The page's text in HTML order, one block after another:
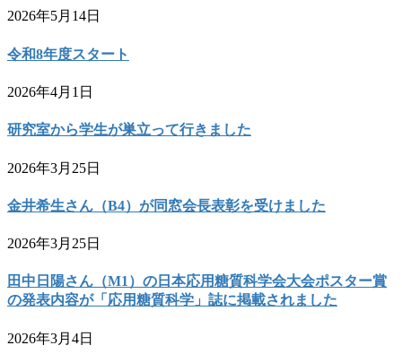
2026年5月14日
令和8年度スタート
2026年4月1日
研究室から学生が巣立って行きました
2026年3月25日
金井希生さん（B4）が同窓会長表彰を受けました
2026年3月25日
田中日陽さん（M1）の日本応用糖質科学会大会ポスター賞
の発表内容が「応用糖質科学」誌に掲載されました
2026年3月4日